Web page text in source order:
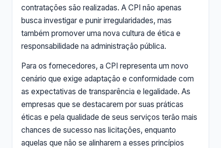
contratações são realizadas. A CPI não apenas
busca investigar e punir irregularidades, mas
também promover uma nova cultura de ética e
responsabilidade na administração pública.
Para os fornecedores, a CPI representa um novo
cenário que exige adaptação e conformidade com
as expectativas de transparência e legalidade. As
empresas que se destacarem por suas práticas
éticas e pela qualidade de seus serviços terão mais
chances de sucesso nas licitações, enquanto
aquelas que não se alinharem a esses princípios